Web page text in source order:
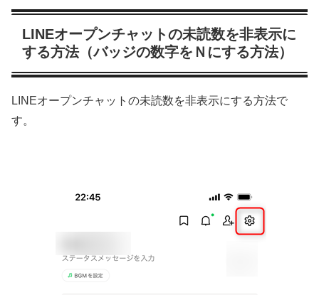
LINEオープンチャットの未読数を非表示に
する方法（バッジの数字をＮにする方法）
LINEオープンチャットの未読数を非表示にする方法で
す。